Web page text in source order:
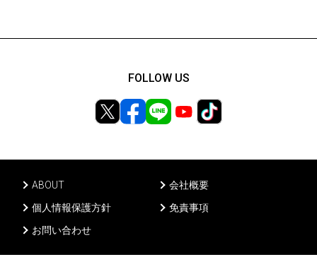
ABOUT
会社概要
個人情報保護方針
免責事項
お問い合わせ
FOLLOW US